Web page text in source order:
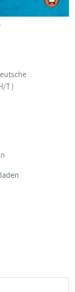
T )